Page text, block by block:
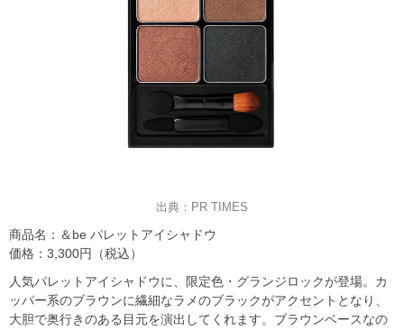
出典：PR TIMES
商品名：＆be パレットアイシャドウ
価格：3,300円（税込）
人気パレットアイシャドウに、限定色・グランジロックが登場。カ
ッパー系のブラウンに繊細なラメのブラックがアクセントとなり、
大胆で奥行きのある目元を演出してくれます。ブラウンベースなの